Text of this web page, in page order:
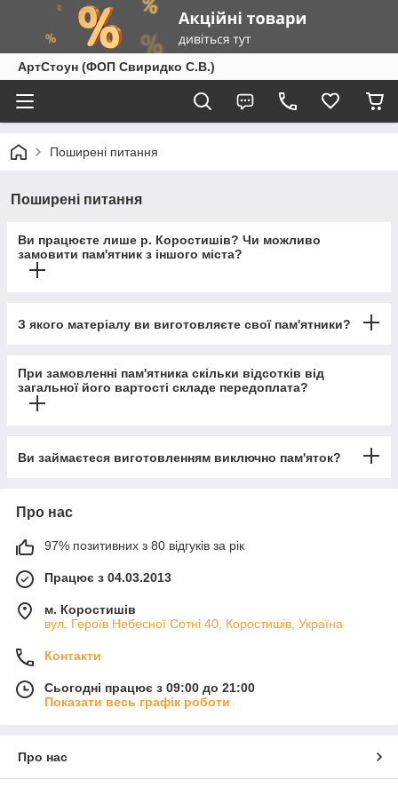
АртСтоун (ФОП Свиридко С.В.)
Поширені питання
Поширені питання
Ви працюєте лише р. Коростишів? Чи можливо
замовити пам'ятник з іншого міста?
З якого матеріалу ви виготовляєте свої пам'ятники?
При замовленні пам'ятника скільки відсотків від
загальної його вартості складе передоплата?
Ви займаєтеся виготовленням виключно пам'яток?
Про нас
97% позитивних з 80 відгуків за рік
Працює з 04.03.2013
м. Коростишів
вул. Героїв Небесної Сотні 40, Коростишів, Україна
Контакти
Сьогодні працює з 09:00 до 21:00
Показати весь графік роботи
Про нас